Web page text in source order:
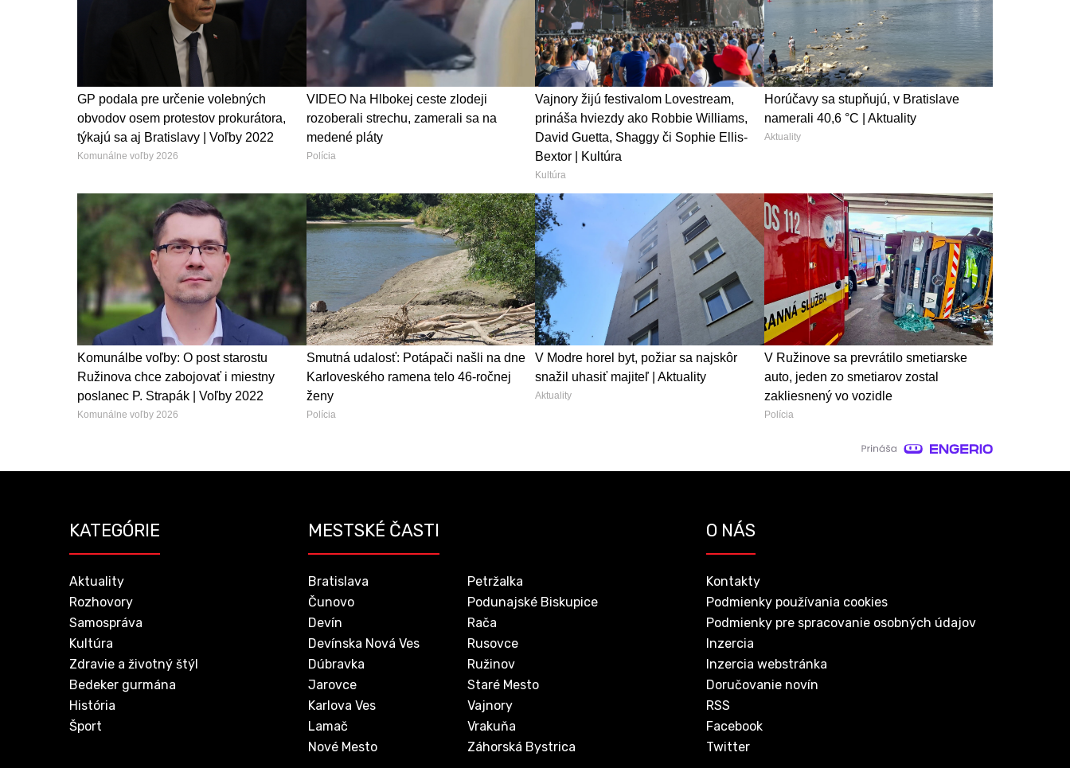
GP podala pre určenie volebných
obvodov osem protestov prokurátora,
týkajú sa aj Bratislavy | Voľby 2022
Komunálne voľby 2026
VIDEO Na Hlbokej ceste zlodeji
rozoberali strechu, zamerali sa na
medené pláty
Polícia
Vajnory žijú festivalom Lovestream,
prináša hviezdy ako Robbie Williams,
David Guetta, Shaggy či Sophie Ellis-
Bextor | Kultúra
Kultúra
Horúčavy sa stupňujú, v Bratislave
namerali 40,6 °C | Aktuality
Aktuality
Komunálbe voľby: O post starostu
Ružinova chce zabojovať i miestny
poslanec P. Strapák | Voľby 2022
Komunálne voľby 2026
Smutná udalosť: Potápači našli na dne
Karloveského ramena telo 46-ročnej
ženy
Polícia
V Modre horel byt, požiar sa najskôr
snažil uhasiť majiteľ | Aktuality
Aktuality
V Ružinove sa prevrátilo smetiarske
auto, jeden zo smetiarov zostal
zakliesnený vo vozidle
Polícia
KATEGÓRIE
Aktuality
Rozhovory
Samospráva
Kultúra
Zdravie a životný štýl
Bedeker gurmána
História
Šport
MESTSKÉ ČASTI
Bratislava
Čunovo
Devín
Devínska Nová Ves
Dúbravka
Jarovce
Karlova Ves
Lamač
Nové Mesto
Petržalka
Podunajské Biskupice
Rača
Rusovce
Ružinov
Staré Mesto
Vajnory
Vrakuňa
Záhorská Bystrica
O NÁS
Kontakty
Podmienky používania cookies
Podmienky pre spracovanie osobných údajov
Inzercia
Inzercia webstránka
Doručovanie novín
RSS
Facebook
Twitter